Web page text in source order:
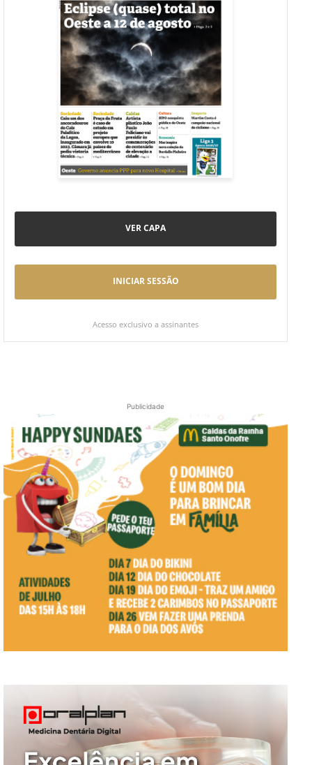
VER CAPA
INICIAR SESSÃO
Acesso exclusivo a assinantes
Publicidade